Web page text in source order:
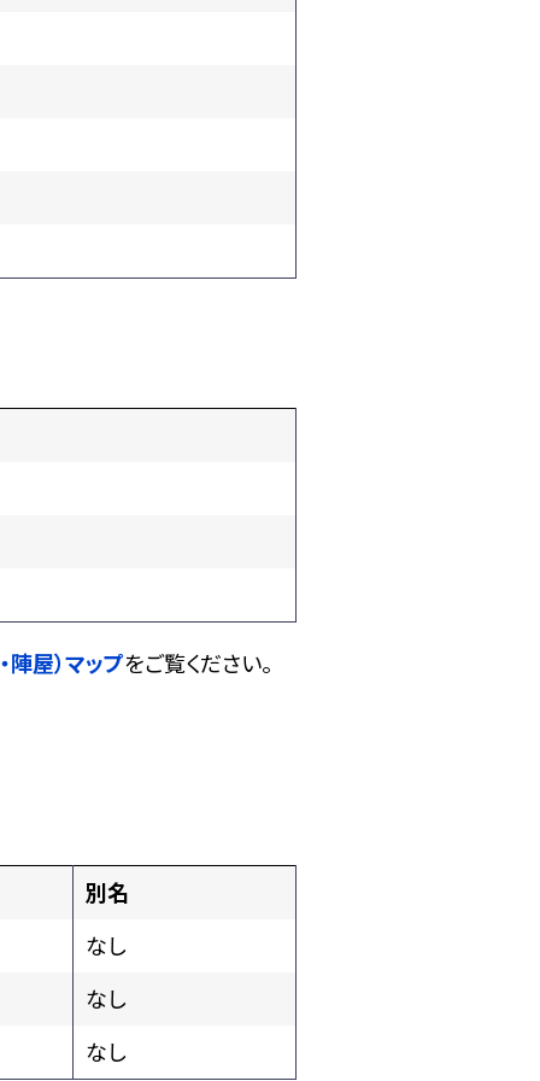
陣屋）マップをご覧ください。
別名
なし
なし
なし